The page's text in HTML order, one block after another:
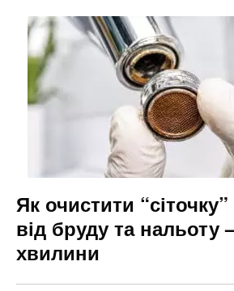
Як очистити “сіточку”
від бруду та нальоту
хвилини